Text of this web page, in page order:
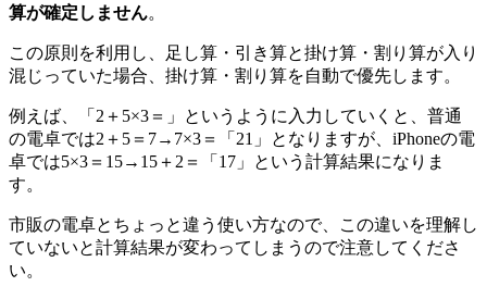
算が確定しません。
この原則を利用し、足し算・引き算と掛け算・割り算が入り
混じっていた場合、掛け算・割り算を自動で優先します。
例えば、「2＋5×3＝」というように入力していくと、普通
の電卓では2＋5＝7→7×3＝「21」となりますが、iPhoneの電
卓では5×3＝15→15＋2＝「17」という計算結果になりま
す。
市販の電卓とちょっと違う使い方なので、この違いを理解し
ていないと計算結果が変わってしまうので注意してくださ
い。